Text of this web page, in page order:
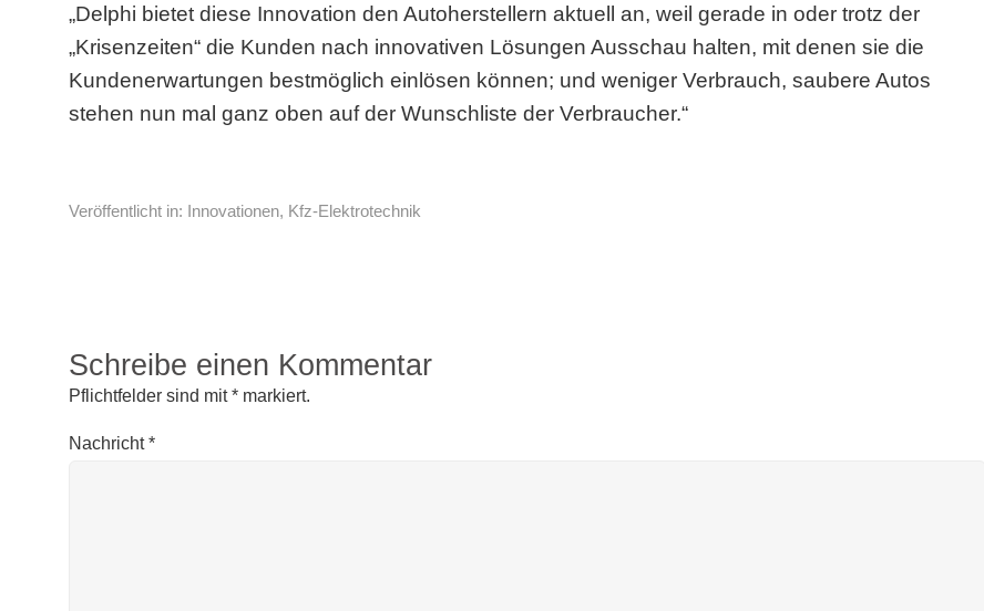
„Delphi bietet diese Innovation den Autoherstellern aktuell an, weil gerade in oder trotz der
„Krisenzeiten“ die Kunden nach innovativen Lösungen Ausschau halten, mit denen sie die
Kundenerwartungen bestmöglich einlösen können; und weniger Verbrauch, saubere Autos
stehen nun mal ganz oben auf der Wunschliste der Verbraucher.“
Veröffentlicht in: Innovationen, Kfz-Elektrotechnik
Schreibe einen Kommentar
Pflichtfelder sind mit* markiert.
Nachricht*